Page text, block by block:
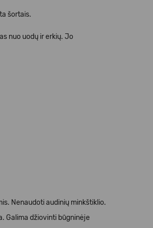
šortais.
nuo uodų ir erkių. Jo
Nenaudoti audinių minkštiklio.
Galima džiovinti būgninėje